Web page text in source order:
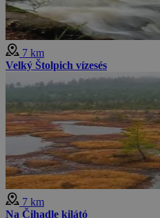
7 km
Velký Štolpich vízesés
7 km
Na Čihadle kilátó